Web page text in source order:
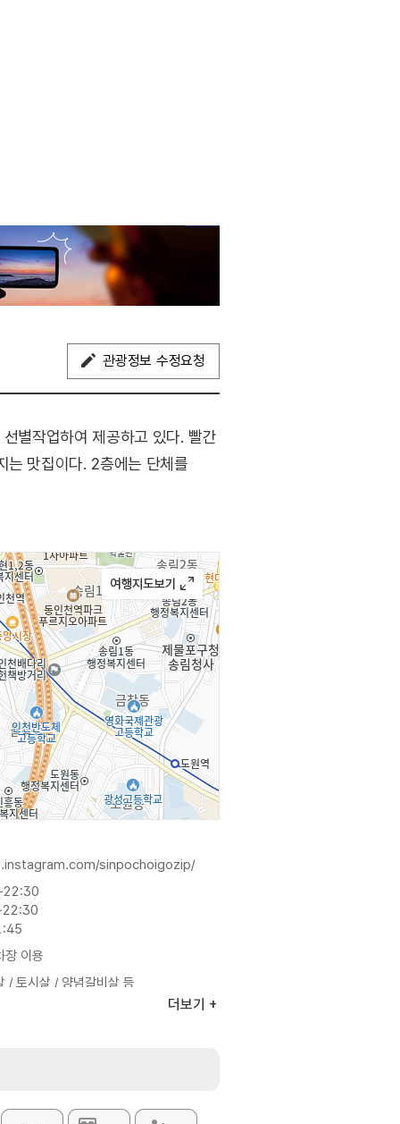
관광정보 수정요청
별작업하여 제공하고 있다. 빨간
는 맛집이다. 2층에는 단체를
sinpochoigozip/
장 이용
/ 토시살 / 양념갈비살 등
더보기